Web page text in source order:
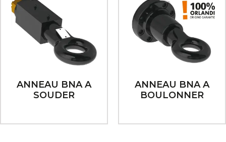
ANNEAU BNA A
SOUDER
ANNEAU BNA A
BOULONNER